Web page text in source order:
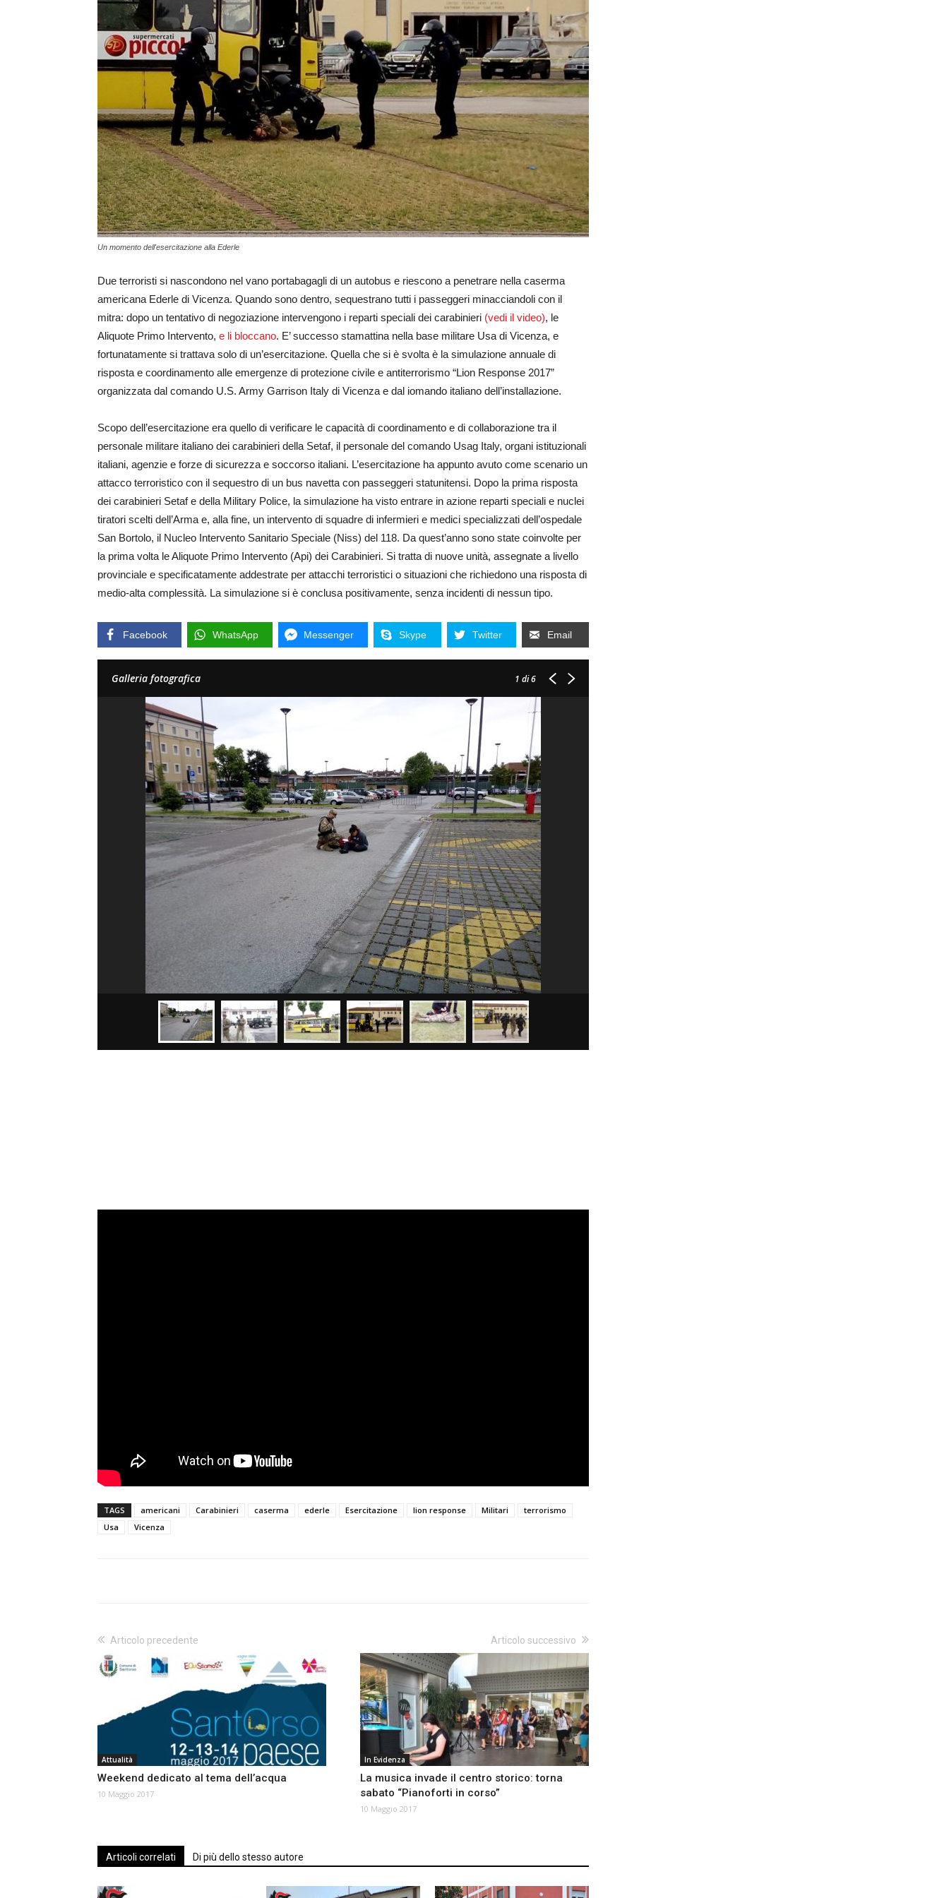
Un momento dell'esercitazione alla Ederle
Due terroristi si nascondono nel vano portabagagli di un autobus e riescono a penetrare nella caserma
americana Ederle di Vicenza. Quando sono dentro, sequestrano tutti i passeggeri minacciandoli con il
mitra: dopo un tentativo di negoziazione intervengono i reparti speciali dei carabinieri (vedi il video), le
Aliquote Primo Intervento, e li bloccano. E’ successo stamattina nella base militare Usa di Vicenza, e
fortunatamente si trattava solo di un’esercitazione. Quella che si è svolta è la simulazione annuale di
risposta e coordinamento alle emergenze di protezione civile e antiterrorismo “Lion Response 2017”
organizzata dal comando U.S. Army Garrison Italy di Vicenza e dal iomando italiano dell’installazione.
Scopo dell’esercitazione era quello di verificare le capacità di coordinamento e di collaborazione tra il
personale militare italiano dei carabinieri della Setaf, il personale del comando Usag Italy, organi istituzionali
italiani, agenzie e forze di sicurezza e soccorso italiani. L’esercitazione ha appunto avuto come scenario un
attacco terroristico con il sequestro di un bus navetta con passeggeri statunitensi. Dopo la prima risposta
dei carabinieri Setaf e della Military Police, la simulazione ha visto entrare in azione reparti speciali e nuclei
tiratori scelti dell’Arma e, alla fine, un intervento di squadre di infermieri e medici specializzati dell’ospedale
San Bortolo, il Nucleo Intervento Sanitario Speciale (Niss) del 118. Da quest’anno sono state coinvolte per
la prima volta le Aliquote Primo Intervento (Api) dei Carabinieri. Si tratta di nuove unità, assegnate a livello
provinciale e specificatamente addestrate per attacchi terroristici o situazioni che richiedono una risposta di
medio-alta complessità. La simulazione si è conclusa positivamente, senza incidenti di nessun tipo.
Facebook WhatsApp Messenger Skype Twitter Email
Galleria fotografica 1 di 6
TAGS americani Carabinieri caserma ederle Esercitazione lion response Militari
terrorismo
Usa
Vicenza
Articolo precedente
Attualità
Weekend dedicato al tema dell’acqua
10 Maggio 2017
Articolo successivo
In Evidenza
La musica invade il centro storico: torna
sabato “Pianoforti in corso”
10 Maggio 2017
Articoli correlati Di più dello stesso autore